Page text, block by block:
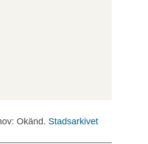
Okänd. Stadsarkivet